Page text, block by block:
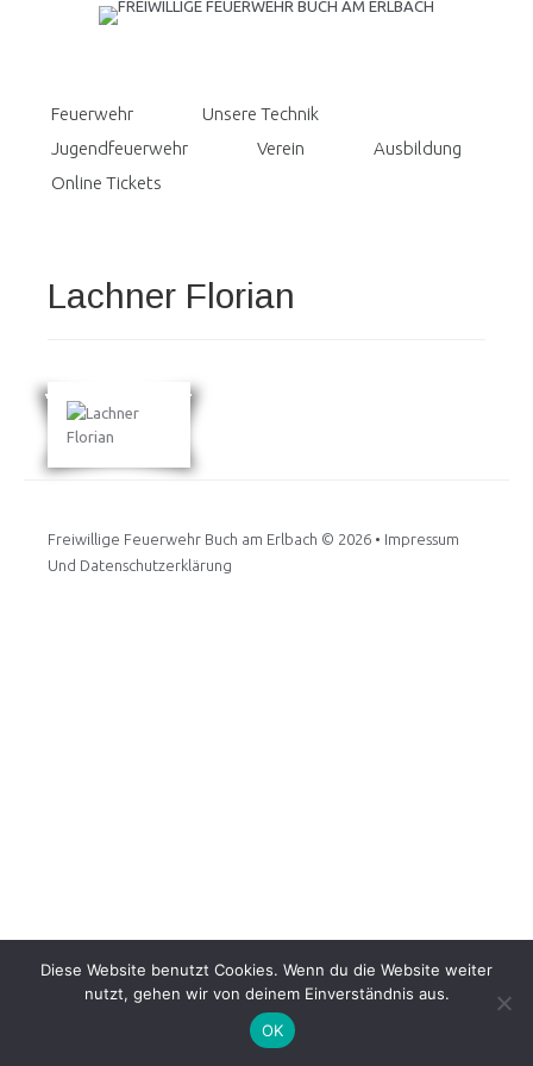
Feuerwehr
Unsere Technik
Jugendfeuerwehr
Verein
Ausbildung
Online Tickets
Lachner Florian
Freiwillige Feuerwehr Buch am Erlbach © 2026 • Impressum
Und Datenschutzerklärung
Diese Website benutzt Cookies. Wenn du die Website weiter
nutzt, gehen wir von deinem Einverständnis aus.
OK